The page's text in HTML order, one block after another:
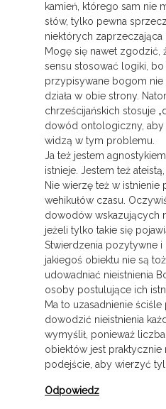
kamień, którego sam nie
słów, tylko pewna
niektórych zaprzeczająca
Mogę się nawet zgodzić,
sensu stosować logiki,
przypisywane bogom
działa w obie strony.
chrześcijańskich stosuje
dowód ontologiczny, aby
widzą w tym problemu.
Ja też jestem
istnieje. Jestem też
Nie wierzę też w istnienie
wehikułów czasu.
dowodów wskazujących
jeżeli tylko takie się
Stwierdzenia pozytywne
jakiegoś obiektu nie są
udowadniać nieistnienia
osoby postulujące ich
Ma to uzasadnienie
dowodzić nieistnienia
wymyślił, ponieważ
obiektów jest praktycznie
podejście, aby wierzyć
Odpowiedz